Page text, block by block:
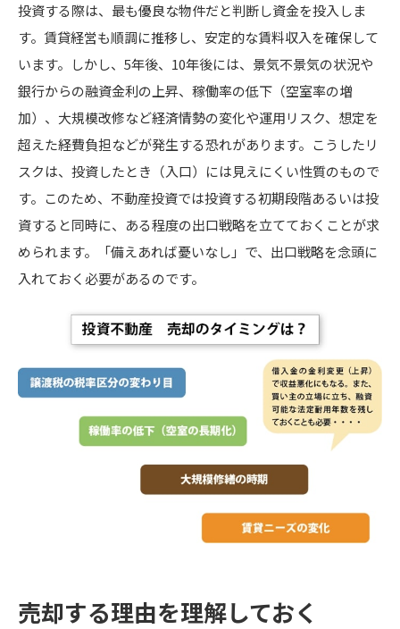
投資する際は、最も優良な物件だと判断し資金を投入しま
す。賃貸経営も順調に推移し、安定的な賃料収入を確保して
います。しかし、5年後、10年後には、景気不景気の状況や
銀行からの融資金利の上昇、稼働率の低下（空室率の増
加）、大規模改修など経済情勢の変化や運用リスク、想定を
超えた経費負担などが発生する恐れがあります。こうしたリ
スクは、投資したとき（入口）には見えにくい性質のもので
す。このため、不動産投資では投資する初期段階あるいは投
資すると同時に、ある程度の出口戦略を立てておくことが求
められます。「備えあれば憂いなし」で、出口戦略を念頭に
入れておく必要があるのです。
売却する理由を理解しておく